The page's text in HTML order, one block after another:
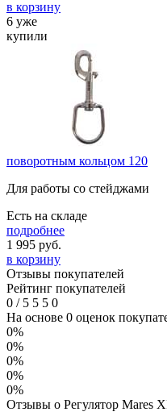
в корзину
6 уже
купили
поворотным кольцом 120
Для работы со стейджами
Есть на складе
подробнее
1 995 руб.
в корзину
Отзывы покупателей
Рейтинг покупателей
0 /5 5 5 0
На основе 0 оценок
0%
0%
0%
0%
0%
Отзывы о Регулятор Mares